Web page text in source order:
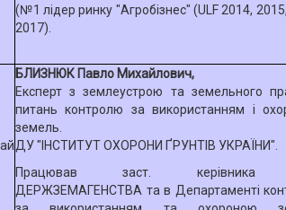
(№1 лідер ринку "Агробізнес" (ULF 2014,
2017).
БЛИЗНЮК Павло Михайлович,
Експерт з землеустрою та земельного
питань контролю за використанням і
земель.
ДУ "ІНСТИТУТ ОХОРОНИ ҐРУНТІВ УКРАЇНИ".
Працював заст. керівника
ДЕРЖЗЕМАГЕНСТВА та в Департаменті